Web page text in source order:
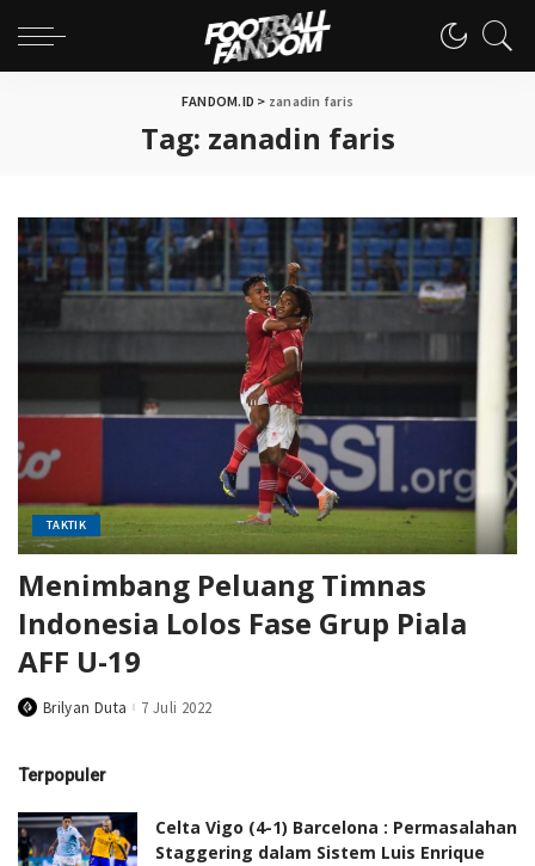
FANDOM.ID > zanadin faris
Tag: zanadin faris
TAKTIK
Menimbang Peluang Timnas
Indonesia Lolos Fase Grup Piala
AFF U-19
PostedBrilyan Duta 7 Juli 2022
Terpopuler
Celta Vigo (4-1) Barcelona : Permasalahan
Staggering dalam Sistem Luis Enrique